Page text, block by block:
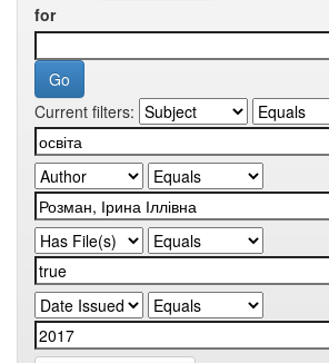
for
Current filters: